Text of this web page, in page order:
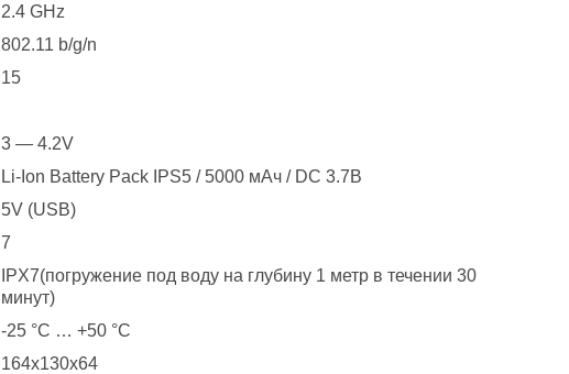
2.4 GHz
802.11 b/g/n
15
3 — 4.2V
Li-Ion Battery Pack IPS5 / 5000 мАч / DC 3.7В
5V (USB)
7
IPX7(погружение под воду на глубину 1 метр в течении 30
минут)
-25 °С … +50 °С
164x130x64